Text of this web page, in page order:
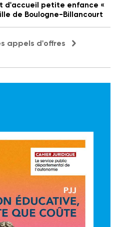
d'accueil petite enfance «
de Boulogne-Billancourt
appels d'offres